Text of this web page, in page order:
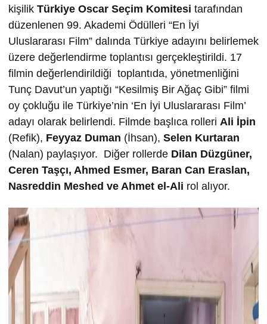
kişilik Türkiye Oscar Seçim Komitesi tarafından
düzenlenen 99. Akademi Ödülleri “En İyi
Uluslararası Film” dalında Türkiye adayını belirlemek
üzere değerlendirme toplantısı gerçekleştirildi. 17
filmin değerlendirildiği toplantıda, yönetmenliğini
Tunç Davut’un yaptığı “Kesilmiş Bir Ağaç Gibi” filmi
oy çokluğu ile Türkiye’nin ‘En İyi Uluslararası Film’
adayı olarak belirlendi. Filmde başlıca rolleri Ali İpin
(Refik), Feyyaz Duman (İhsan), Selen Kurtaran
(Nalan) paylaşıyor. Diğer rollerde Dilan Düzgüner,
Ceren Taşçı, Ahmed Esmer, Baran Can Eraslan,
Nasreddin Meshed ve Ahmet el-Ali rol alıyor.